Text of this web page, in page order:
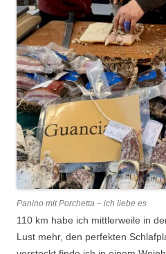
Panino mit Porchetta – ich liebe es
110 km habe ich mittlerweile in
Lust mehr, den perfekten